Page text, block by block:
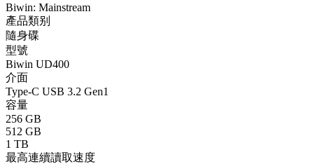
Biwin: Mainstream
產品類别
隨身碟
型號
Biwin UD400
介面
Type-C USB 3.2 Gen1
容量
256 GB
512 GB
1 TB
最高連續讀取速度